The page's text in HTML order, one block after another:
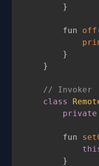
}
        fun
off
}
}
// Invoker
class
private
        fun
}